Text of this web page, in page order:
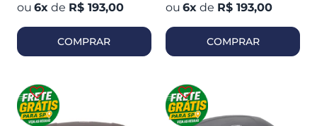
6x de R$ 193,00
COMPRAR
6x de R$ 193,00
COMPRAR